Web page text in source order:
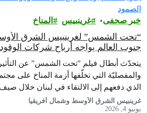
خبر صحفى غرينبيس‎ المناخ
“تحت الشمس” لغرينبيس الشرق
جنوب العالم يواجه أرباح شركات
عن الصمود
يتحدّث أبطال فيلم "تحت الشمس" عن
والمفصليّة التي تخلّفها أزمة المناخ على
الذي دفعهم إلى الالتقاء في لبنان خلال صيف عام
غرينبيس الشرق الأوسط وشمال أفريقيا
يونيو 4, 2026